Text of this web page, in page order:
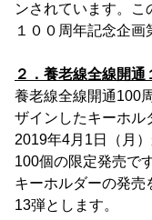
ンされています。こ
１００周年記念企画
２．養老線全線開
養老線全線開通100
ザインしたキーホル
2019年4月1日（月
100個の限定発売で
キーホルダーの発売
13弾とします。